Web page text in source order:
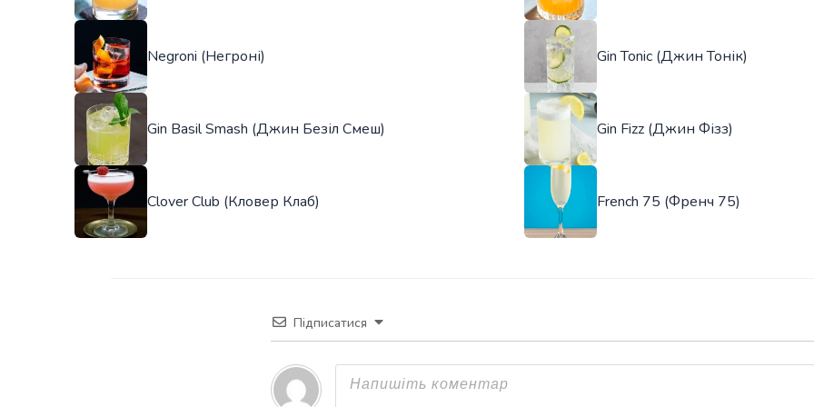
Negroni (Негроні) Gin Tonic (Джин Тонік)
Gin Basil Smash (Джин Безіл Смеш) Gin Fizz (Джин Фізз)
Clover Club (Кловер Клаб) French 75 (Френч 75)
Підписатися